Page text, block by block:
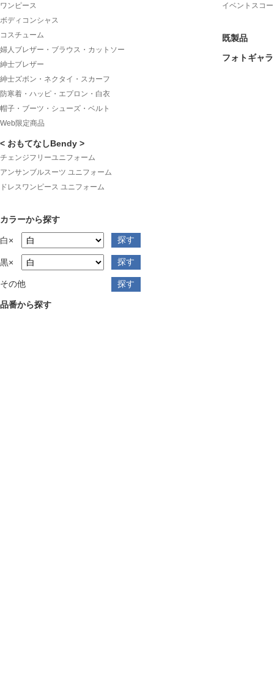
ワンピース
ボディコンシャス
コスチューム
婦人ブレザー・ブラウス・カットソー
紳士ブレザー
紳士ズボン・ネクタイ・スカーフ
防寒着・ハッピ・エプロン・白衣
帽子・ブーツ・シューズ・ベルト
Web限定商品
< おもてなしBendy >
チェンジフリーユニフォーム
アンサンブルスーツ ユニフォーム
ドレスワンピース ユニフォーム
カラーから探す
白×
黒×
その他
品番から探す
イベントスコ
既製品
フォトギャ